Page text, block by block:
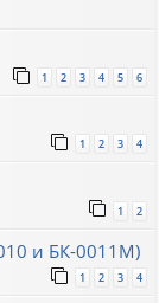
1 2 3 4 5 6
1 2 3 4
1 2
и БК-0011М)
1 2 3 4